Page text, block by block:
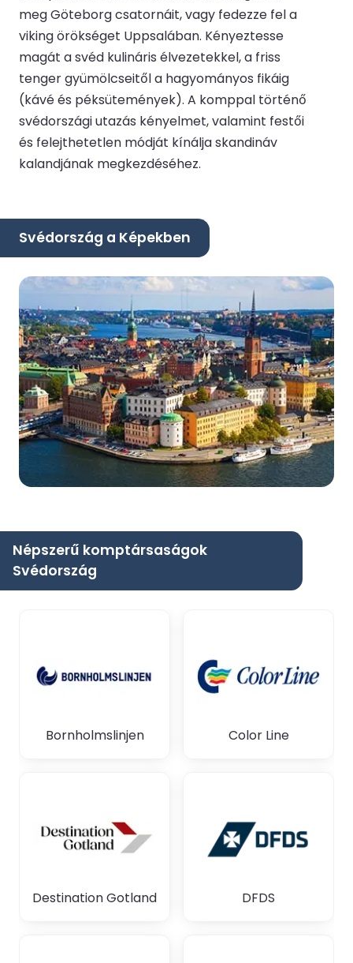
meg Göteborg csatornáit, vagy fedezze fel a
viking örökséget Uppsalában. Kényeztesse
magát a svéd kulináris élvezetekkel, a friss
tenger gyümölcseitől a hagyományos fikáig
(kávé és péksütemények). A komppal történő
svédországi utazás kényelmet, valamint festői
és felejthetetlen módját kínálja skandináv
kalandjának megkezdéséhez.
Svédország a Képekben
Népszerű komptársaságok
Svédország
Bornholmslinjen Color Line
Destination Gotland DFDS